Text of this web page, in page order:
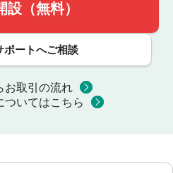
設（無料）
ポートへご相談
お取引の流れ
ついてはこちら